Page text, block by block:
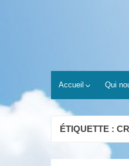
Accueil Qui
ÉTIQUETTE :